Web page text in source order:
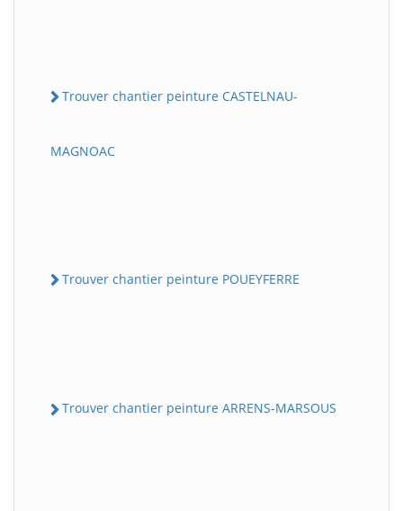
Trouver chantier peinture CASTELNAU-
MAGNOAC
Trouver chantier peinture POUEYFERRE
Trouver chantier peinture ARRENS-MARSOUS